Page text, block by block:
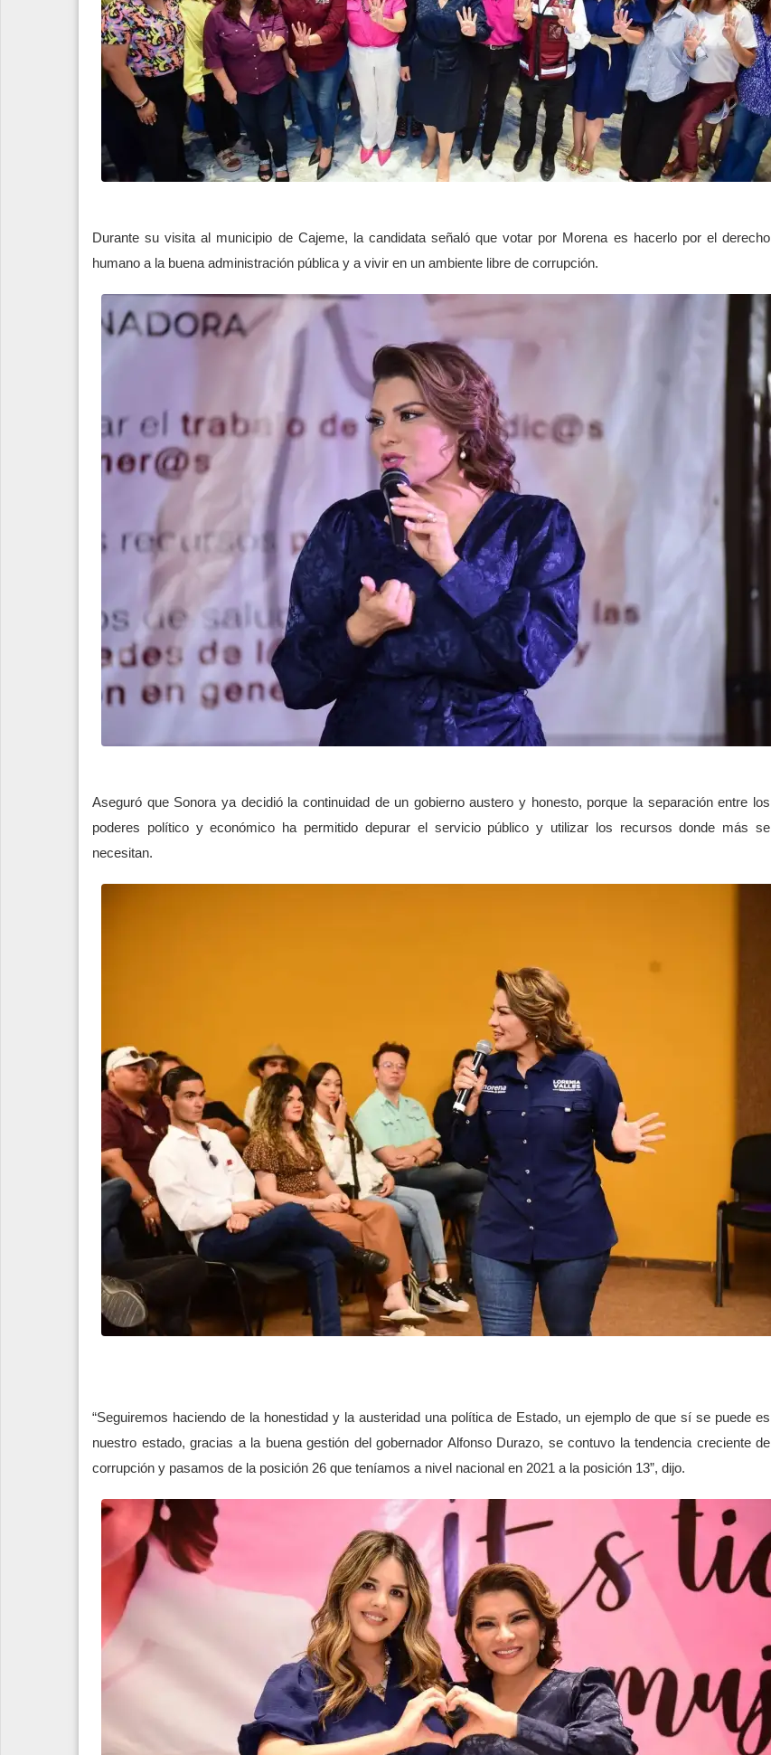
Durante su visita al municipio de Cajeme, la candidata señaló que votar por Morena es hacerlo por el derecho
humano a la buena administración pública y a vivir en un ambiente libre de corrupción.
Aseguró que Sonora ya decidió la continuidad de un gobierno austero y honesto, porque la separación entre los
poderes político y económico ha permitido depurar el servicio público y utilizar los recursos donde más se
necesitan.
“Seguiremos haciendo de la honestidad y la austeridad una política de Estado, un ejemplo de que sí se puede es
nuestro estado, gracias a la buena gestión del gobernador Alfonso Durazo, se contuvo la tendencia creciente de
corrupción y pasamos de la posición 26 que teníamos a nivel nacional en 2021 a la posición 13”, dijo.